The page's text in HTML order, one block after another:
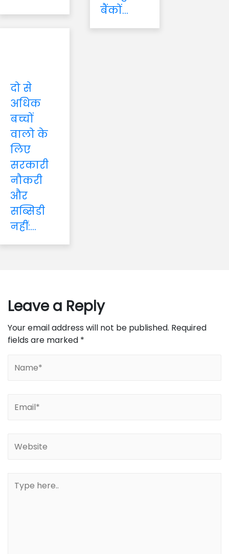
बैंकों...
दो से
अधिक
बच्चों
वालो के
लिए
सरकारी
नौकरी
और
सब्सिडी
नहीं:...
Leave a Reply
Your email address will not be published. Required
fields are marked *